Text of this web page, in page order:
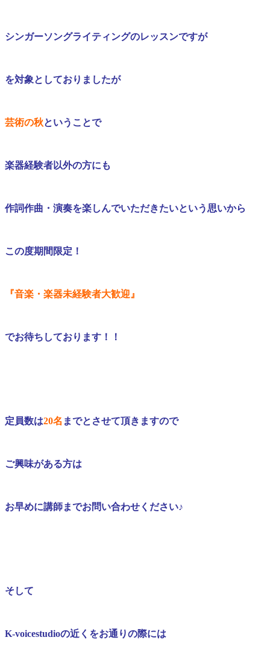
シンガーソングライティングのレッスンですが
を対象としておりましたが
芸術の秋ということで
楽器経験者以外の方にも
作詞作曲・演奏を楽しんでいただきたいという思いから
この度期間限定！
『音楽・楽器未経験者大歓迎』
でお待ちしております！！
定員数は20名 までとさせて頂きますので
ご興味がある方は
お早めに講師までお問い合わせください♪
そして
K-voicestudioの近くをお通りの際には